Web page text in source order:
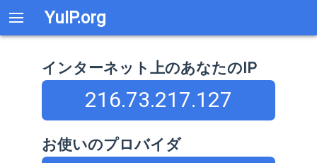
YuIP.org
インターネット上のあなたのIP
216.73.217.127
お使いのプロバイダ